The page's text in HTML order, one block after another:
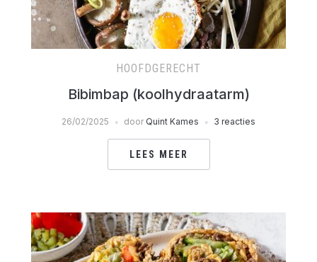
HOOFDGERECHT
Bibimbap (koolhydraatarm)
26/02/2025 door Quint Kames 3 reacties
LEES MEER